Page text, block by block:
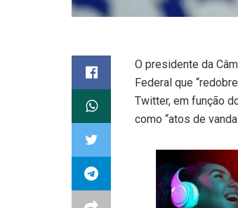
O presidente da
Federal que
Twitter, em função
como “atos de